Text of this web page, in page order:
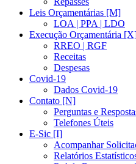
Leis Orçamentárias [M]
LOA | PPA | LDO
Execução Orçamentária
RREO | RGF
Receitas
Despesas
Covid-19
Dados Covid-19
Contato [N]
Perguntas e
Telefones Úteis
E-Sic [I]
Acompanhar
Relatórios